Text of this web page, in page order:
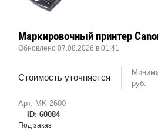
Арт. MK 2600
ID: 60084
Маркировочный принтер
Обновлено 07.08.2026 в 01:41
Стоимость уточняется
руб.
Под заказ